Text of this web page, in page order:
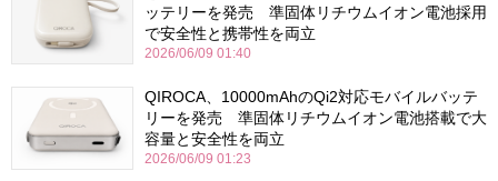
ッテリーを発売 準固体リチウムイオン電池採用
で安全性と携帯性を両立
2026/06/09 01:40
QIROCA、10000mAhのQi2対応モバイルバッテ
リーを発売 準固体リチウムイオン電池搭載で大
容量と安全性を両立
2026/06/09 01:23